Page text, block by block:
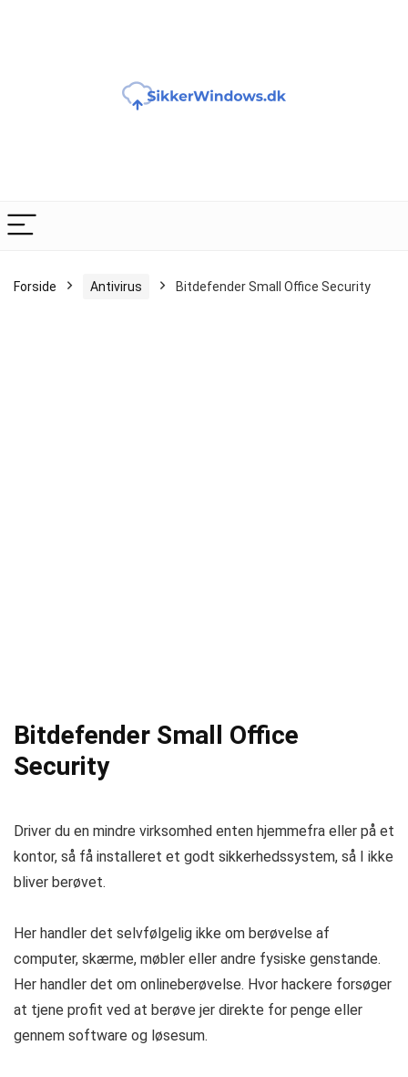
Forside Antivirus Bitdefender Small Office Security
Bitdefender Small Office
Security
Driver du en mindre virksomhed enten hjemmefra eller på et
kontor, så få installeret et godt sikkerhedssystem, så I ikke
bliver berøvet.
Her handler det selvfølgelig ikke om berøvelse af
computer, skærme, møbler eller andre fysiske genstande.
Her handler det om onlineberøvelse. Hvor hackere forsøger
at tjene profit ved at berøve jer direkte for penge eller
gennem software og løsesum.